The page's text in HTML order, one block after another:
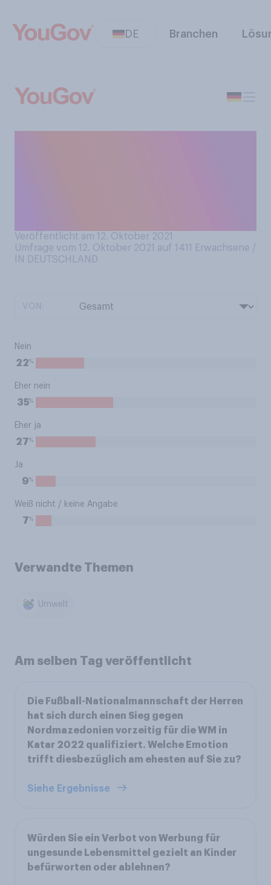
DE Branchen
Veröffentlicht am 12. Oktober 2021
Umfrage vom 12. Oktober 2021 auf 1411
Erwachsene /
IN DEUTSCHLAND
Nein
22%
Eher nein
35%
Eher ja
27%
Ja
9%
Weiß nicht / keine Angabe
7%
Verwandte Themen
Umwelt
Am selben Tag veröffentlicht
Die Fußball-Nationalmannschaft der Herren
hat sich durch einen Sieg gegen
Nordmazedonien vorzeitig für die WM in
Katar 2022 qualifiziert. Welche Emotion
trifft diesbezüglich am ehesten auf Sie zu?
Siehe Ergebnisse
Würden Sie ein Verbot von Werbung für
ungesunde Lebensmittel gezielt an Kinder
befürworten oder ablehnen?